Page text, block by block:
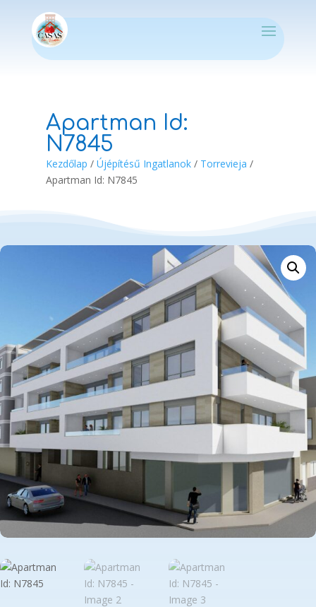
Apartman Id:
N7845
Kezdőlap / Újépítésű Ingatlanok/ Torrevieja /
Apartman Id: N7845